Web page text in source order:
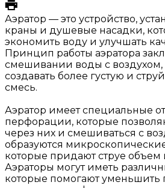
Аэратор — это устройство,
краны и душевые насадки,
экономить воду и улучшать
Принцип работы аэратора
смешивании воды с воздухом,
создавать более густую и
смесь.
Аэратор имеет специальные
перфорации, которые
через них и смешиваться с
образуются
которые придают струе объем
Аэраторы могут иметь
которые помогают уменьшить